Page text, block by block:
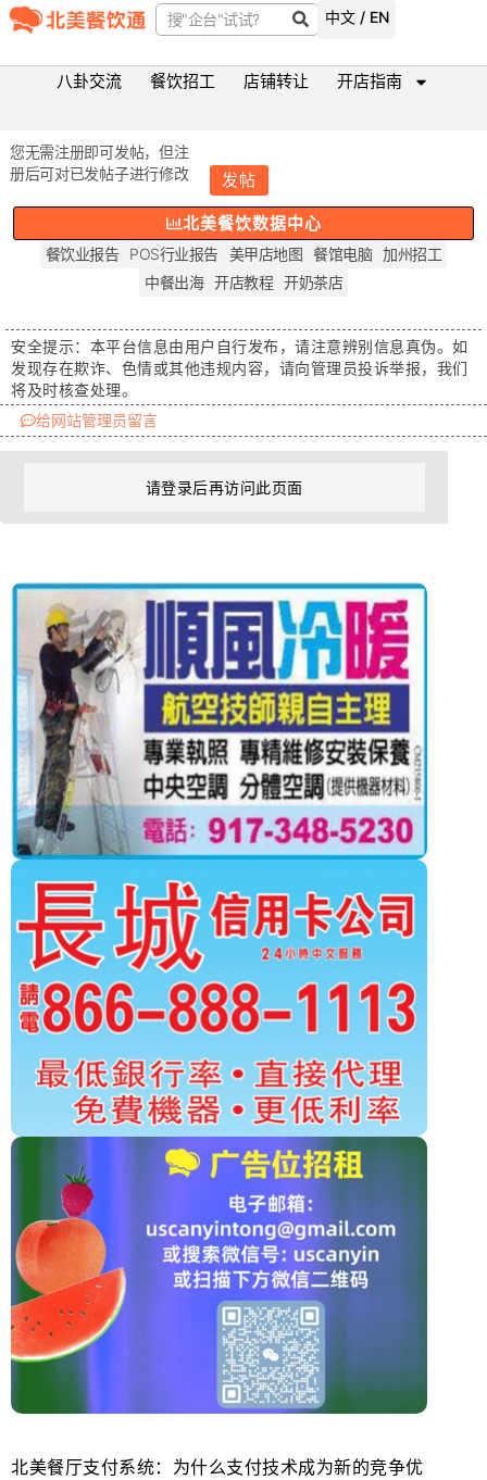
中文 / EN
八卦交流 餐饮招工 店铺转让 开店指南
您无需注册即可发帖，但注
册后可对已发帖子进行修改
发帖
北美餐饮数据中心
餐饮业报告 POS行业报告 美甲店地图 餐馆电脑
加州招工
中餐出海 开店教程 开奶茶店
安全提示： 本平台信息由用户自行发布，请注意辨别信息真伪。如
发现存在欺诈、色情或其他违规内容，请向管理员投诉举报，我们
将及时核查处理。
给网站管理员留言
请登录后再访问此页面
北美餐厅支付系统：为什么支付技术成为新的竞争优